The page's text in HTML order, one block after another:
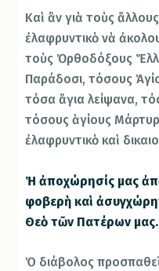
Καὶ ἂν γιὰ τοὺς
ἐλαφρυντικὸ νὰ
τοὺς Ὀρθοδόξους
Παράδοσι, τόσους
τόσα ἅγια λείψανα,
τόσους ἁγίους
ἐλαφρυντικὸ καὶ
Ἡ ἀποχώρησίς μας
φοβερὴ καὶ
Θεὸ τῶν Πατέρων μας.
Ὁ διάβολος προσπαθεῖ